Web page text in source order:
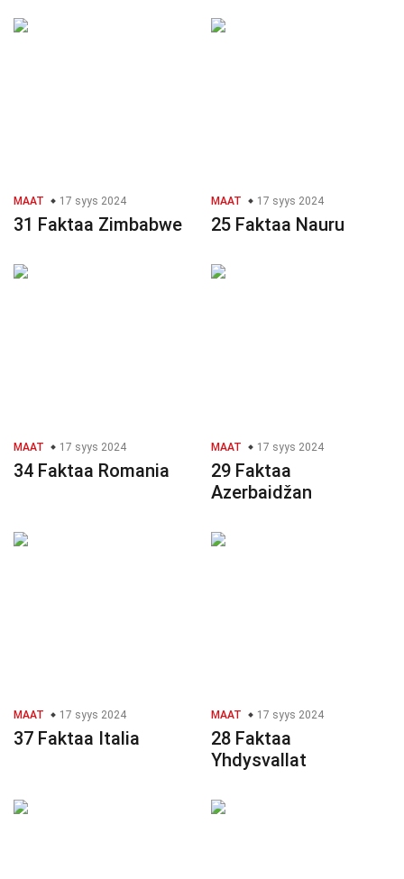
MAAT 17 syys 2024
31 Faktaa Zimbabwe
MAAT 17 syys 2024
25 Faktaa Nauru
MAAT 17 syys 2024
34 Faktaa Romania
MAAT 17 syys 2024
29 Faktaa
Azerbaidžan
MAAT 17 syys 2024
37 Faktaa Italia
MAAT 17 syys 2024
28 Faktaa
Yhdysvallat